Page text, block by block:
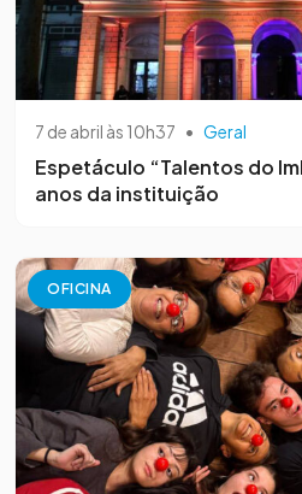
7 de abril às 10h37 • Geral
Espetáculo “Talentos do
anos da instituição
OFICINA